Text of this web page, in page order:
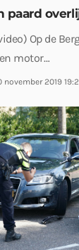
paard
Op de
motor…
november 2019